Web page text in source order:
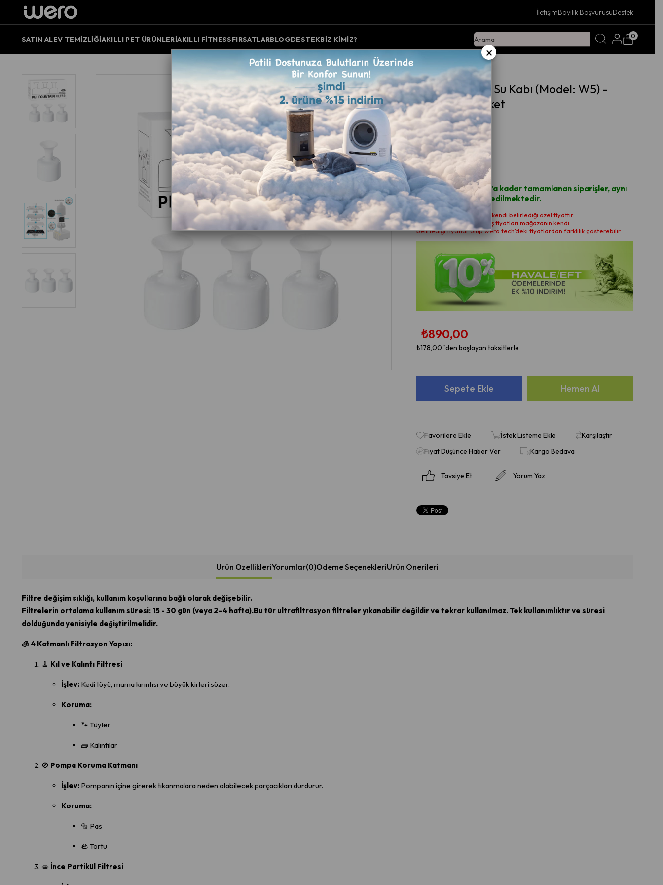
İletişimBayilik BaşvurusuDestek
SATIN ALEV TEMIZLIĞIAKILLI PET ÜRÜNLERIAKILLI FITNESSFIRSATLARBLOGDESTEKBIZ KIMIZ? 0
Wero Seramik Su Kabı (Model: W5) -
Filtresi 3'lü Paket
4.5
Satış Noktaları
Hafta içi saat 14.00’a kadar tamamlanan siparişler, aynı
gün kargoya teslim edilmektedir.
•⁠ ⁠Ürün fiyatı wero.tech'in kendi belirlediği özel fiyattır.
•⁠ ⁠Satış noktalarındaki satış fiyatları mağazanın kendi
belirlediği fiyatlar olup wero.tech'deki fiyatlardan farklılık gösterebilir.
₺890,00
₺178,00 `den başlayan taksitlerle
Favorilere Ekle İstek Listeme Ekle
Karşılaştır
Fiyat Düşünce Haber Ver
Kargo Bedava
Tavsiye Et Yorum Yaz
Ürün ÖzellikleriYorumlar(0)Ödeme SeçenekleriÜrün Önerileri
Filtre değişim sıklığı, kullanım koşullarına bağlı olarak değişebilir.
Filtrelerin ortalama kullanım süresi: 15 - 30 gün (veya 2–4 hafta).Bu tür ultrafiltrasyon filtreler yıkanabilir değildir ve tekrar kullanılmaz. Tek kullanımlıktır ve süresi
dolduğunda yenisiyle değiştirilmelidir.
🧊 4 Katmanlı Filtrasyon Yapısı:
🧹 Kıl ve Kalıntı Filtresi
İşlev:Kedi tüyü, mama kırıntısı ve büyük kirleri süzer.
Koruma:
🐾 Tüyler
🧱 Kalıntılar
🚫 Pompa Koruma Katmanı
İşlev:Pompanın içine girerek tıkanmalara neden olabilecek parçacıkları durdurur.
Koruma:
🔩 Pas
🪨 Tortu
🧫 İnce Partikül Filtresi
×